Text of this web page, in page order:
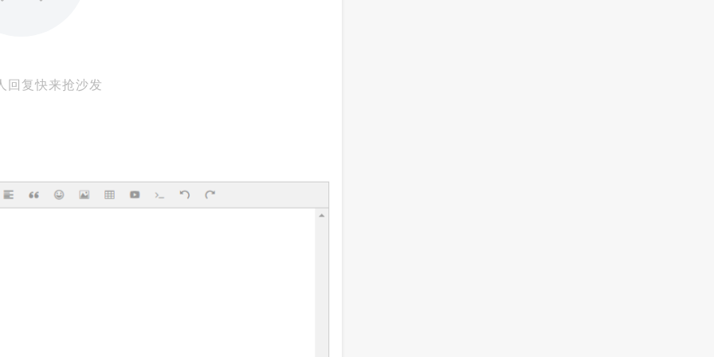
回复快来抢沙发